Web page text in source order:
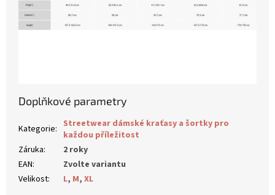
Doplňkové parametry
Kategorie: Streetwear dámské kraťasy a šortky pro
každou příležitost
Záruka:
2 roky
EAN:
Zvolte variantu
Velikost: L, M, XL